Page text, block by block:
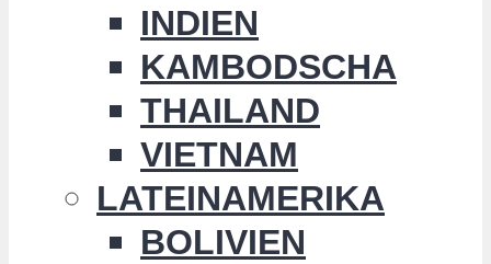
INDIEN
KAMBODSCHA
THAILAND
VIETNAM
LATEINAMERIKA
BOLIVIEN